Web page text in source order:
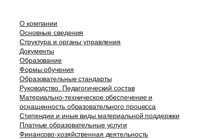
О компании
Основные сведения
Структура и органы управления
Документы
Образование
Формы обучения
Образовательные стандарты
Руководство. Педагогический состав
Материально-техническое обеспечение и
оснащенность образовательного процесса
Стипендии и иные виды материальной поддержки
Платные образовательные услуги
Финансово-хозяйственная деятельность